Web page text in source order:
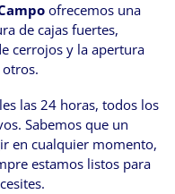
ofrecemos una
de cajas fuertes,
cerrojos y la apertura
las 24 horas, todos los
Sabemos que un
en cualquier momento,
estamos listos para